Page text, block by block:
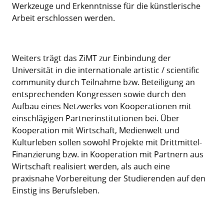
Werkzeuge und Erkenntnisse für die künstlerische
Arbeit erschlossen werden.
Weiters trägt das ZiMT zur Einbindung der
Universität in die internationale artistic / scientific
community durch Teilnahme bzw. Beteiligung an
entsprechenden Kongressen sowie durch den
Aufbau eines Netzwerks von Kooperationen mit
einschlägigen Partnerinstitutionen bei. Über
Kooperation mit Wirtschaft, Medienwelt und
Kulturleben sollen sowohl Projekte mit Drittmittel-
Finanzierung bzw. in Kooperation mit Partnern aus
Wirtschaft realisiert werden, als auch eine
praxisnahe Vorbereitung der Studierenden auf den
Einstig ins Berufsleben.